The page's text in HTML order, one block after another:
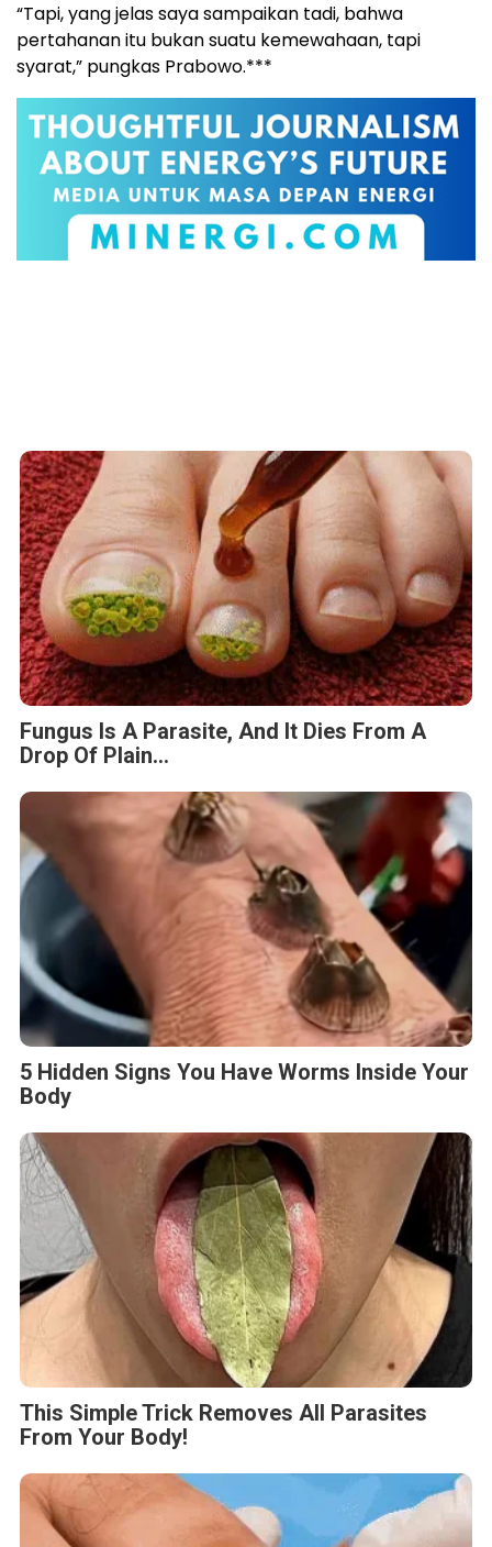
“Tapi, yang jelas saya sampaikan tadi, bahwa
pertahanan itu bukan suatu kemewahaan, tapi
syarat,” pungkas Prabowo.***
Fungus Is A Parasite, And It Dies From A
Drop Of Plain...
5 Hidden Signs You Have Worms Inside Your
Body
This Simple Trick Removes All Parasites
From Your Body!